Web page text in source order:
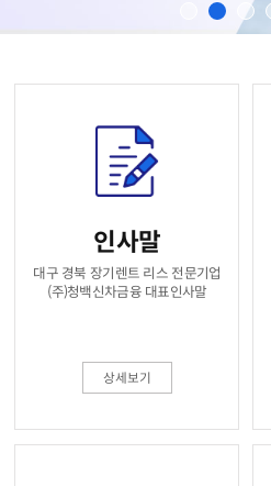
인사말
대구 경북 장기렌트 리스 전문기업
(주)청백신차금융 대표인사말
상세보기